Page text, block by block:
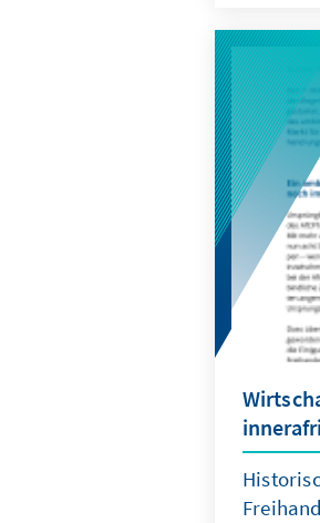
die CDU
eines
solchen
aber auf
Eine
das